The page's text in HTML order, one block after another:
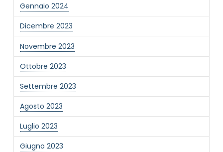
Gennaio 2024
Dicembre 2023
Novembre 2023
Ottobre 2023
Settembre 2023
Agosto 2023
Luglio 2023
Giugno 2023
Invia